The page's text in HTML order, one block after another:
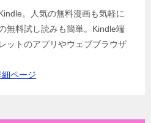
。人気の無料漫画も気軽に
無料試し読みも簡単。Kindle端
ットのアプリやウェブブラウザ
ページ